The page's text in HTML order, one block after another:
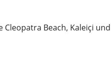
Beach, Kaleiçi